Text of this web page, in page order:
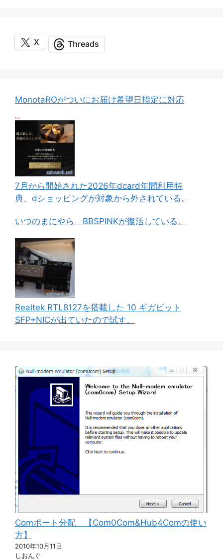
X Threads
MonotaROがついにお届け希望日指定に対応
7月から開始された2026年dcard年間利用特
典、dショッピングが対象から外されている。
いつのまにやら BBSPINKが復活している。
Realtek RTL8127を搭載した 10 ギガビット
SFP+NICが出ていたので試す。
Comポート分配 【Com0Com&Hub4Comの使い
方】
2010年10月11日
しおんぐ